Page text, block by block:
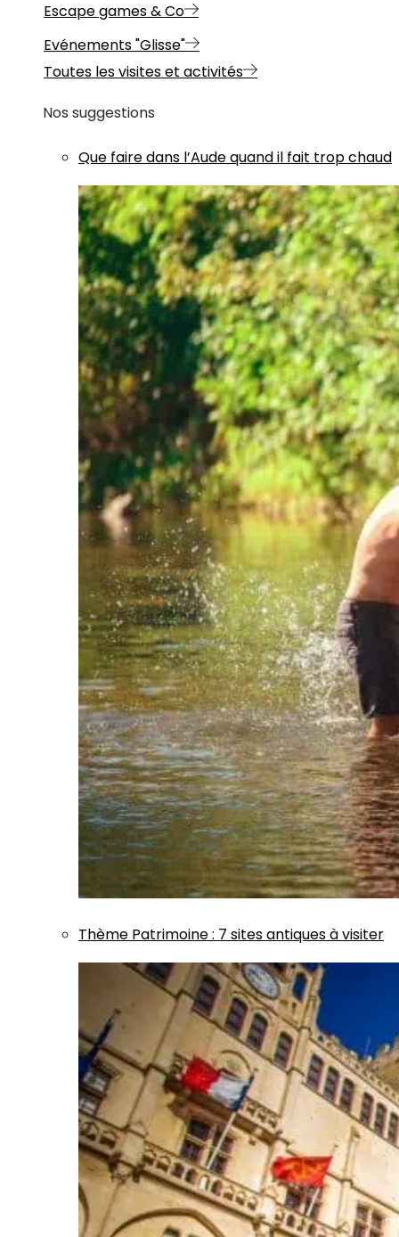
Escape games & Co
Evénements "Glisse"
Toutes les visites et activités
Nos suggestions
Que faire dans l’Aude quand il fait trop chaud
Thème Patrimoine: 7 sites antiques à visiter